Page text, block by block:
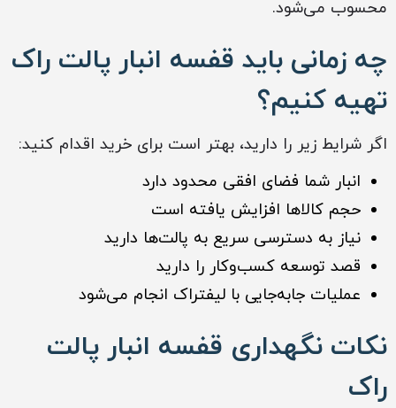
محسوب می‌شود.
چه زمانی باید قفسه انبار پالت راک
تهیه کنیم؟
اگر شرایط زیر را دارید، بهتر است برای خرید اقدام کنید:
انبار شما فضای افقی محدود دارد
حجم کالاها افزایش یافته است
نیاز به دسترسی سریع به پالت‌ها دارید
قصد توسعه کسب‌وکار را دارید
عملیات جابه‌جایی با لیفتراک انجام می‌شود
نکات نگهداری قفسه انبار پالت
راک